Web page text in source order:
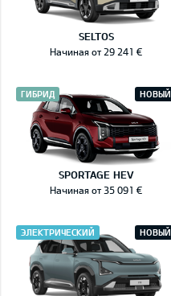
SELTOS
Начиная от 29 241 €
SPORTAGE HEV
НОВЫЙ
ГИБРИД
Начиная от 35 091 €
НОВЫЙ
ЭЛЕКТРИЧЕСКИЙ